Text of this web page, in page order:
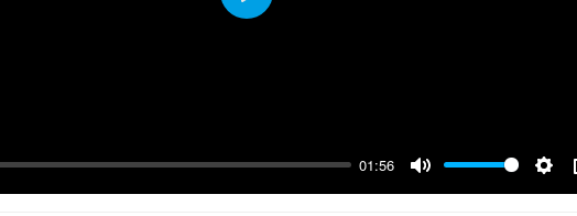
01:56
M
S
P